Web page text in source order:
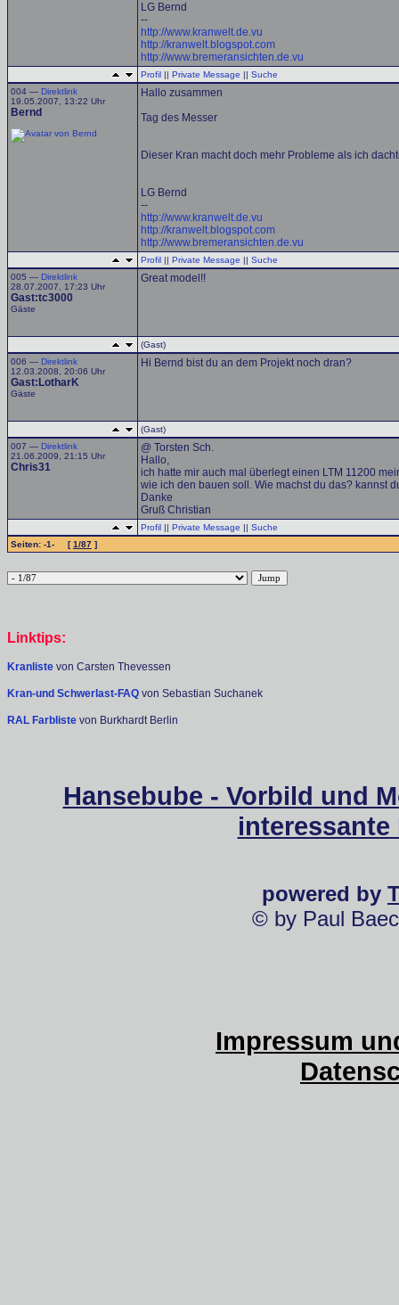
LG Bernd
--
http://www.kranwelt.de.vu
http://kranwelt.blogspot.com
http://www.bremeransichten.de.vu
Profil || Private Message || Suche
004 — Direktlink
19.05.2007, 13:22 Uhr
Bernd
Hallo zusammen
Tag des Messer
Dieser Kran macht doch mehr Probleme als ich
LG Bernd
--
http://www.kranwelt.de.vu
http://kranwelt.blogspot.com
http://www.bremeransichten.de.vu
Profil || Private Message || Suche
005 — Direktlink
28.07.2007, 17:23 Uhr
Gast:tc3000
Gäste
Great model!!
(Gast)
006 — Direktlink
12.03.2008, 20:06 Uhr
Gast:LotharK
Gäste
Hi Bernd bist du an dem Projekt noch dran?
(Gast)
007 — Direktlink
21.06.2009, 21:15 Uhr
Chris31
@ Torsten Sch.
Hallo,
ich hatte mir auch mal überlegt einen LTM 11200
wie ich den bauen soll. Wie machst du das? kannst
Danke
Gruß Christian
Profil || Private Message || Suche
Seiten: -1- [1/87 ]
Linktips:
Kranliste von Carsten Thevessen
Kran-und Schwerlast-FAQ von Sebastian Suchanek
RAL Farbliste von Burkhardt Berlin
Hansebube - Vorbild und
powered by
© by Paul
Impressum